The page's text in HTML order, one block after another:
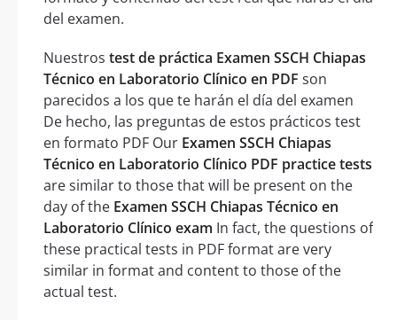
del examen.
Nuestros test de práctica Examen SSCH Chiapas
Técnico en Laboratorio Clínico en PDF son
parecidos a los que te harán el día del examen
De hecho, las preguntas de estos prácticos test
en formato PDF Our Examen SSCH Chiapas
Técnico en Laboratorio Clínico PDF practice tests
are similar to those that will be present on the
day of the Examen SSCH Chiapas Técnico en
Laboratorio Clínico exam In fact, the questions of
these practical tests in PDF format are very
similar in format and content to those of the
actual test.